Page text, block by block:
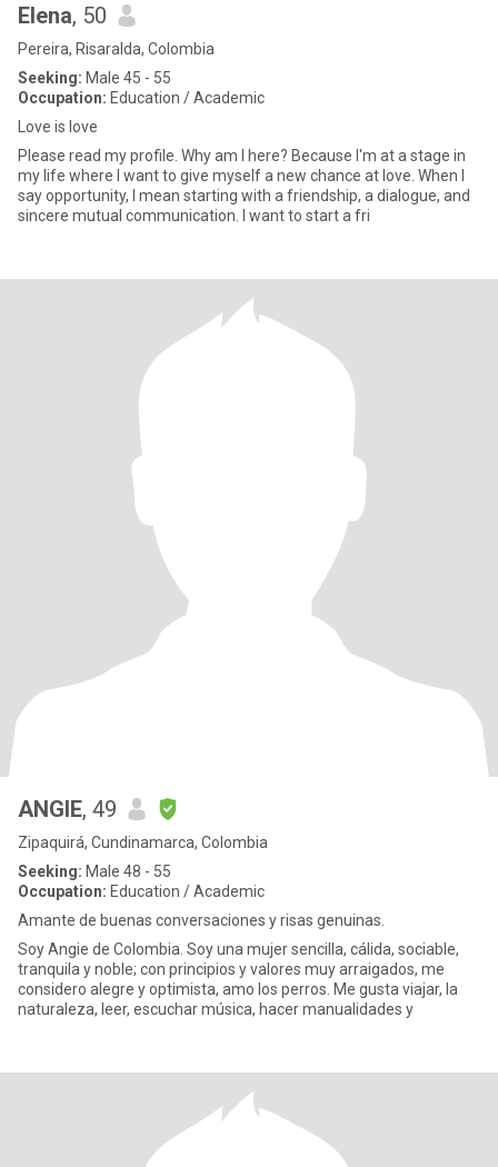
Elena, 50
Pereira, Risaralda, Colombia
Seeking: Male 45 - 55
Occupation: Education / Academic
Love is love
Please read my profile. Why am I here? Because I'm at a stage in
my life where I want to give myself a new chance at love. When I
say opportunity, I mean starting with a friendship, a dialogue, and
sincere mutual communication. I want to start a fri
ANGIE, 49
Zipaquirá, Cundinamarca, Colombia
Seeking: Male 48 - 55
Occupation: Education / Academic
Amante de buenas conversaciones y risas genuinas.
Soy Angie de Colombia. Soy una mujer sencilla, cálida, sociable,
tranquila y noble; con principios y valores muy arraigados, me
considero alegre y optimista, amo los perros. Me gusta viajar, la
naturaleza, leer, escuchar música, hacer manualidades y